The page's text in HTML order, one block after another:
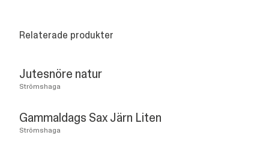
Relaterade produkter
Jutesnöre natur
Strömshaga
Gammaldags Sax Järn Liten
Strömshaga